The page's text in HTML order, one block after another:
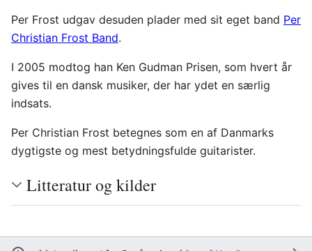
Per Frost udgav desuden plader med sit eget band Per
Christian Frost Band.
I 2005 modtog han Ken Gudman Prisen, som hvert år
gives til en dansk musiker, der har ydet en særlig
indsats.
Per Christian Frost betegnes som en af Danmarks
dygtigste og mest betydningsfulde guitarister.
Litteratur og kilder